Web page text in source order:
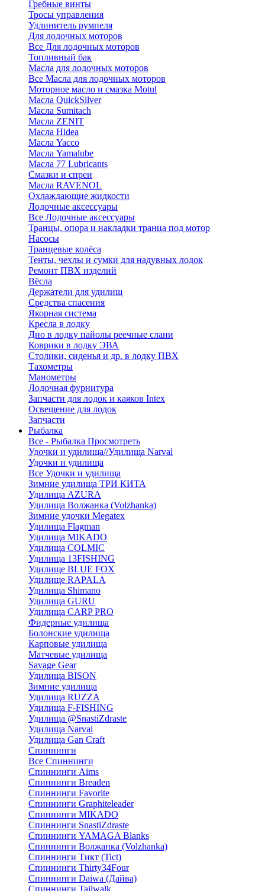
Гребные винты
Тросы управления
Удлинитель румпеля
Для лодочных моторов
Все Для лодочных моторов
Топливный бак
Масла для лодочных моторов
Все Масла для лодочных моторов
Моторное масло и смазка Motul
Масла QuickSilver
Масла Sumitach
Масла ZENIT
Масла Hidea
Масла Yacco
Масла Yamalube
Масла 77 Lubricants
Смазки и спреи
Масла RAVENOL
Охлаждающие жидкости
Лодочные аксессуары
Все Лодочные аксессуары
Транцы, опора и накладки транца под мотор
Насосы
Транцевые колёса
Тенты, чехлы и сумки для надувных лодок
Ремонт ПВХ изделий
Вёсла
Держатели для удилищ
Средства спасения
Якорная система
Кресла в лодку
Дно в лодку пайолы реечные слани
Коврики в лодку ЭВА
Столики, сиденья и др. в лодку ПВХ
Тахометры
Манометры
Лодочная фурнитура
Запчасти для лодок и каяков Intex
Освещение для лодок
Запчасти
Рыбалка
Все - Рыбалка Просмотреть
Удочки и удилища//Удилища Narval
Удочки и удилища
Все Удочки и удилища
Зимние удилища ТРИ КИТА
Удилища AZURA
Удилища Волжанка (Volzhanka)
Зимние удочки Megatex
Удилища Flagman
Удилища MIKADO
Удилища COLMIC
Удилища 13FISHING
Удилище BLUE FOX
Удилище RAPALA
Удилища Shimano
Удилища GURU
Удилища CARP PRO
Фидерные удилища
Болонские удилища
Карповые удилища
Матчевые удилища
Savage Gear
Удилища BISON
Зимние удилища
Удилища RUZZA
Удилища F-FISHING
Удилища @SnastiZdraste
Удилища Narval
Удилища Gan Craft
Спиннинги
Все Спиннинги
Спиннинги Aims
Спиннинги Breaden
Спиннинги Favorite
Спиннинги Graphiteleader
Спиннинги MIKADO
Спиннинги SnastiZdraste
Спиннинги YAMAGA Blanks
Спиннинги Волжанка (Volzhanka)
Спиннинги Тикт (Tict)
Спиннинги Thirty34Four
Спиннинги Daiwa (Дайва)
Спиннинги Tailwalk